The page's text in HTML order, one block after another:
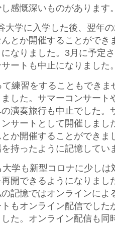
感慨深いものがあります
大学に入学した後、翌年
とか開催することができ
なりました。3月に予定
ートも中止になりました
練習をすることもできま
した。サマーコンサート
演奏旅行も中止でした。
サートとして開催しまし
か開催することができま
持ったように記憶してい
学も新型コロナに少しは
開できるようになりまし
記憶ではオンラインによ
もオンライン配信でした
た。オンライン配信も同